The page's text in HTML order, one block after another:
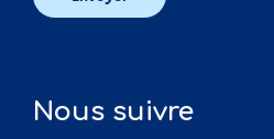
Nous suivre